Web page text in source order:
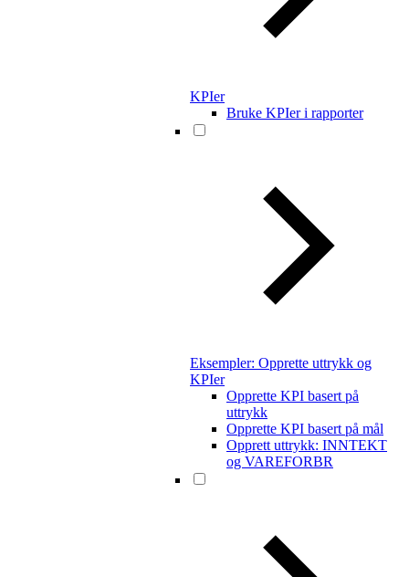
KPIer
Bruke KPIer i rapporter
Eksempler: Opprette uttrykk og
KPIer
Opprette KPI basert på
uttrykk
Opprette KPI basert på mål
Opprett uttrykk: INNTEKT
og VAREFORBR